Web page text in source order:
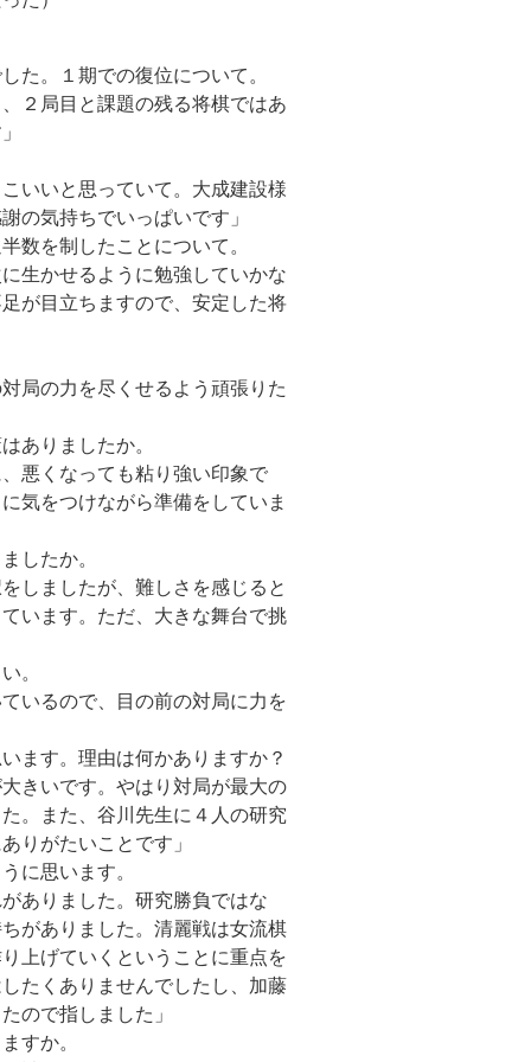
。１期での復位について。
２局目と課題の残る将棋ではあ
いいと思っていて。大成建設様
の気持ちでいっぱいです」
数を制したことについて。
生かせるように勉強していかな
が目立ちますので、安定した将
局の力を尽くせるよう頑張りた
ありましたか。
悪くなっても粘り強い印象で
気をつけながら準備をしていま
したか。
しましたが、難しさを感じると
います。ただ、大きな舞台で挑
。
いるので、目の前の対局に力を
ます。理由は何かありますか？
きいです。やはり対局が最大の
。また、谷川先生に４人の研究
りがたいことです」
に思います。
ありました。研究勝負ではな
がありました。清麗戦は女流棋
上げていくということに重点を
たくありませんでしたし、加藤
ので指しました」
すか。